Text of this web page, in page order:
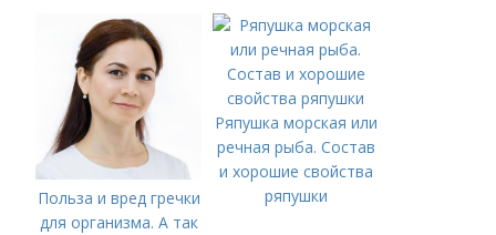
Польза и вред гречки
для организма. А так
Ряпушка морская или
речная рыба. Состав
и хорошие свойства
ряпушки